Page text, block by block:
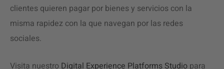
clientes quieren pagar por bienes y servicios con la
misma rapidez con la que navegan por las redes
sociales.
Visita nuestro Digital Experience Platforms Studio para